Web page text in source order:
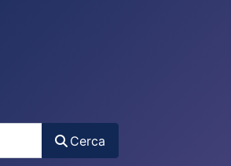
Cerca